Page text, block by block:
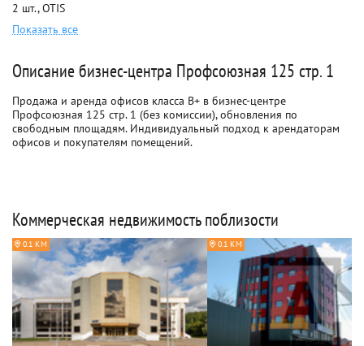
2 шт., OTIS
Показать все
Описание бизнес-центра Профсоюзная 125 стр. 1
Продажа и аренда офисов класса B+ в бизнес-центре
Профсоюзная 125 стр. 1 (без комиссии), обновления по
свободным площадям. Индивидуальный подход к арендаторам
офисов и покупателям помещений.
Коммерческая недвижимость поблизости
0.1 КМ 0.1 КМ